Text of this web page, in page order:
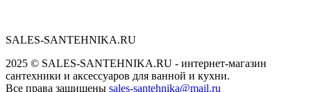
SALES-SANTEHNIKA.RU
2025 © SALES-SANTEHNIKA.RU - интернет-магазин
сантехники и аксессуаров для ванной и кухни.
Все права защищены sales-santehnika@mail.ru